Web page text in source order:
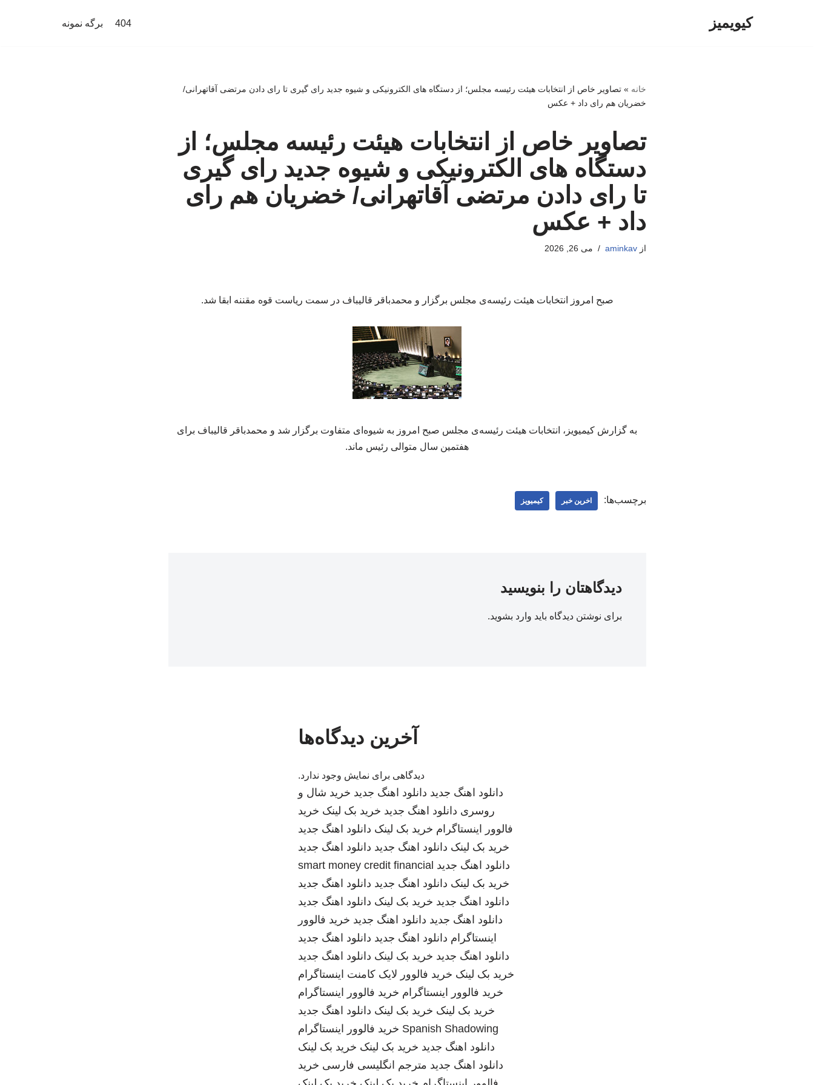
کیویمیز 404 برگه نمونه
خانه »تصاویر خاص از انتخابات هیئت رئیسه مجلس؛ از دستگاه های الکترونیکی و شیوه جدید رای گیری تا رای دادن مرتضی آقاتهرانی/
خضریان هم رای داد + عکس
تصاویر خاص از انتخابات هیئت رئیسه مجلس؛ از
دستگاه های الکترونیکی و شیوه جدید رای گیری
تا رای دادن مرتضی آقاتهرانی/ خضریان هم رای
داد + عکس
ازaminkav می 26, 2026
صبح امروز انتخابات هیئت رئیسه‌ی مجلس برگزار و محمدباقر قالیباف در سمت ریاست قوه مقننه ابقا شد.
به گزارش کیمیویز، انتخابات هیئت رئیسه‌ی مجلس صبح امروز به شیوه‌ای متفاوت برگزار شد و محمدباقر قالیباف برای
هفتمین سال متوالی رئیس ماند.
برچسب‌ها: اخرین خبر کیمیویز
دیدگاهتان را بنویسید
برای نوشتن دیدگاه باید وارد بشوید.
آخرین دیدگاه‌ها
دیدگاهی برای نمایش وجود ندارد.
دانلود اهنگ جدید دانلود اهنگ جدید خرید شال و
روسری دانلود اهنگ جدید خرید بک لینک خرید
فالوور اینستاگرام خرید بک لینک دانلود اهنگ جدید
خرید بک لینک دانلود اهنگ جدید دانلود اهنگ جدید
دانلود اهنگ جدید smart money credit financial
خرید بک لینک دانلود اهنگ جدید دانلود اهنگ جدید
دانلود اهنگ جدید خرید بک لینک دانلود اهنگ جدید
دانلود اهنگ جدید دانلود اهنگ جدید خرید فالوور
اینستاگرام دانلود اهنگ جدید دانلود اهنگ جدید
دانلود اهنگ جدید خرید بک لینک دانلود اهنگ جدید
خرید بک لینک خرید فالوور لایک کامنت اینستاگرام
خرید فالوور اینستاگرام خرید فالوور اینستاگرام
خرید بک لینک خرید بک لینک دانلود اهنگ جدید
Spanish Shadowing خرید فالوور اینستاگرام
دانلود اهنگ جدید خرید بک لینک خرید بک لینک
دانلود اهنگ جدید مترجم انگلیسی فارسی خرید